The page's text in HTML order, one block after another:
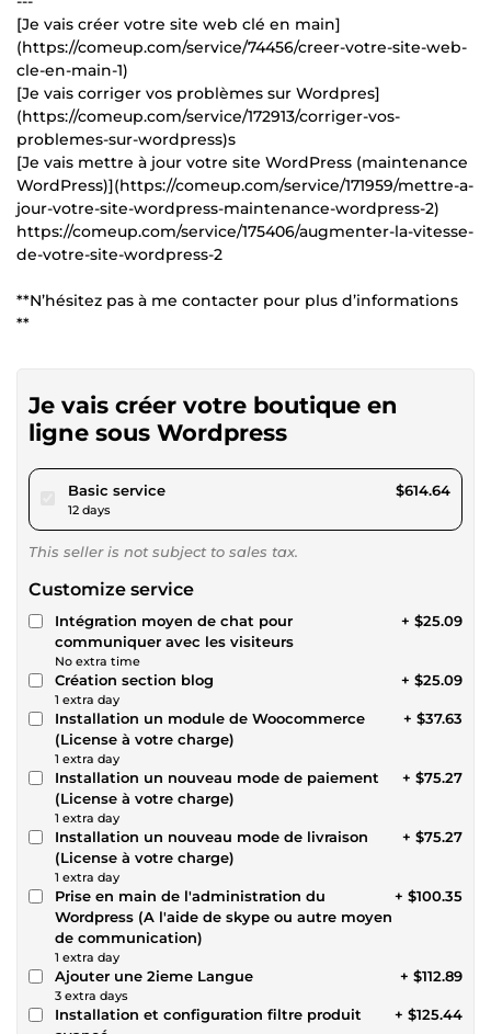
[Je vais créer votre site web clé en main]
(https://comeup.com/service/74456/creer-votre-site-web-
cle-en-main-1)
[Je vais corriger vos problèmes sur Wordpres]
(https://comeup.com/service/172913/corriger-vos-
problemes-sur-wordpress)s
[Je vais mettre à jour votre site WordPress (maintenance
WordPress)](https://comeup.com/service/171959/mettre-a-
jour-votre-site-wordpress-maintenance-wordpress-2)
https://comeup.com/service/175406/augmenter-la-vitesse-
de-votre-site-wordpress-2
**N’hésitez pas à me contacter pour plus d’informations
**
Je vais créer votre boutique en
ligne sous Wordpress
Basic servicepour $566.49
12 days
$614.64
This seller is not subject to sales tax.
Customize service
Intégration moyen de chat pour
communiquer avec les visiteurs
No extra time
+ $25.09
Création section blog
1 extra day
+ $25.09
Installation un module de Woocommerce
(License à votre charge)
1 extra day
+ $37.63
Installation un nouveau mode de paiement
(License à votre charge)
1 extra day
+ $75.27
Installation un nouveau mode de livraison
(License à votre charge)
1 extra day
+ $75.27
Prise en main de l'administration du
Wordpress (A l'aide de skype ou autre moyen
de communication)
1 extra day
+ $100.35
Ajouter une 2ieme Langue
3 extra days
+ $112.89
Installation et configuration filtre produit
+ $125.44